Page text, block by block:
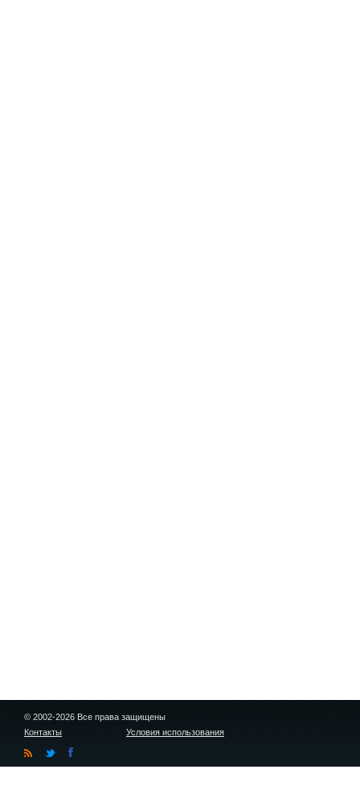
© 2002-2026 Все права защищены
Контакты
Условия использования